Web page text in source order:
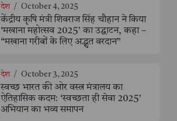
देश / October 4, 2025
केंद्रीय कृषि मंत्री शिवराज सिंह चौहान ने किया
‘मखाना महोत्सव 2025’ का उद्घाटन, कहा –
“मखाना गरीबों के लिए अद्भुत वरदान”
देश / October 3, 2025
स्वच्छ भारत की ओर वस्त्र मंत्रालय का
ऐतिहासिक कदम: ‘स्वच्छता ही सेवा 2025’
अभियान का भव्य समापन